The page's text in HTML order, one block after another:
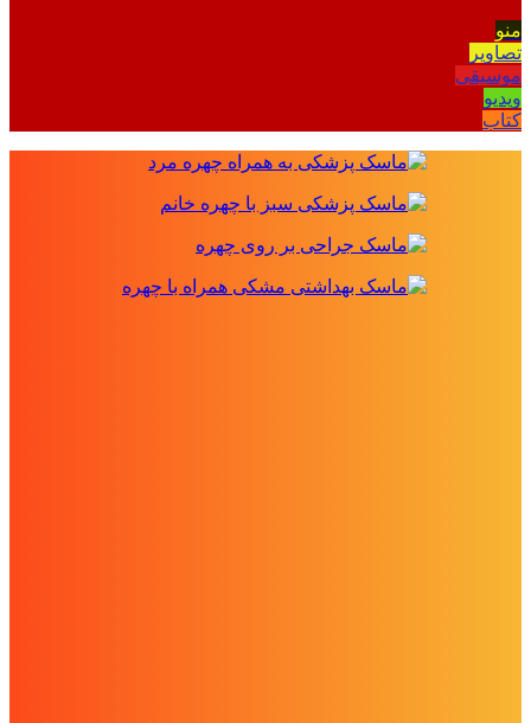
منو
تصاویر
موسیقی
ویدیو
کتاب